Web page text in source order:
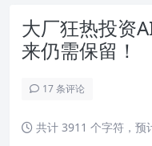
大厂狂热投资
来仍需保留！
17 条评论
共计 3911 个字符，预